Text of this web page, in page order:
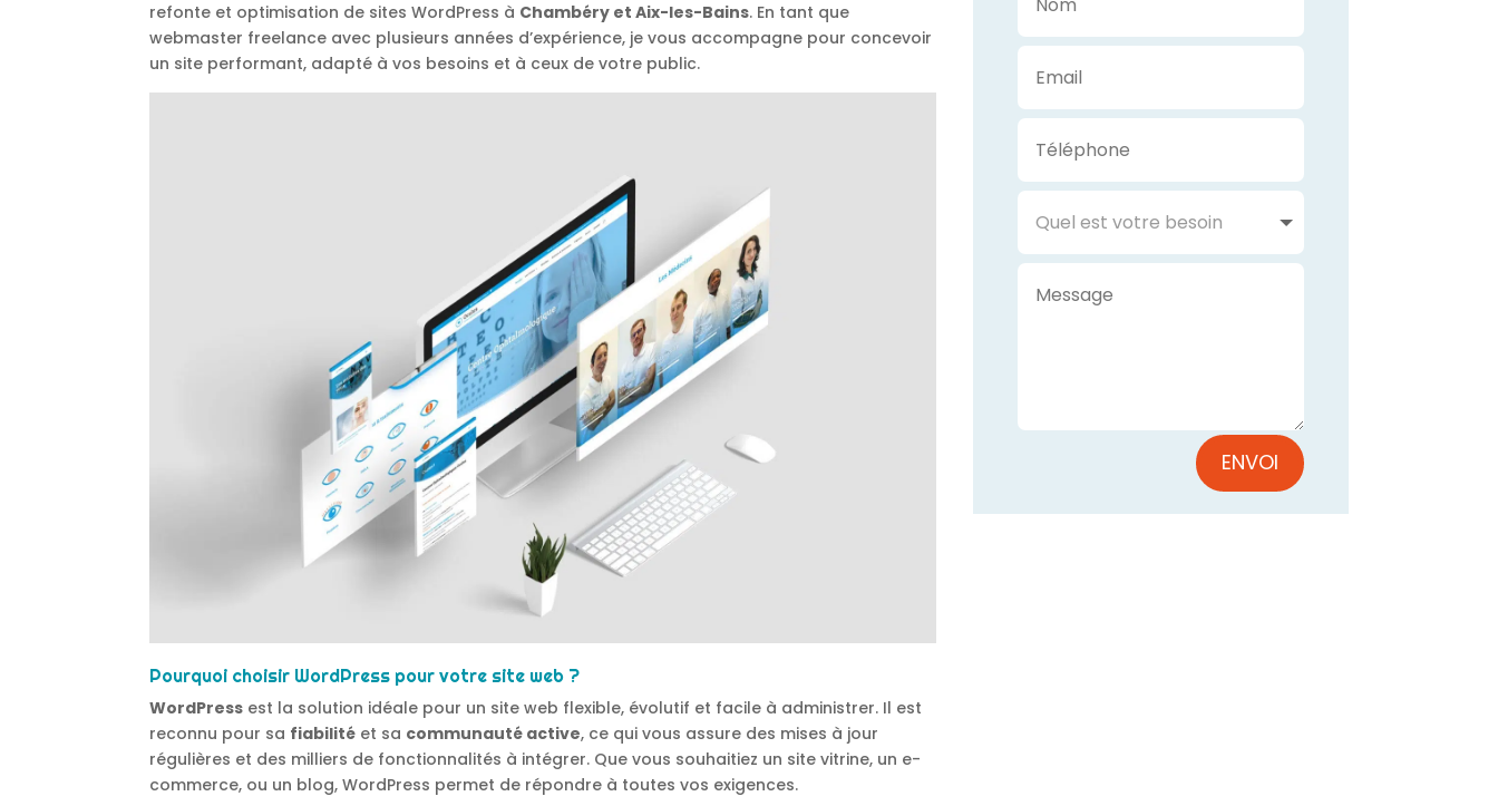
refonte et optimisation de sites WordPress à Chambéry et Aix-les-Bains. En tant que
webmaster freelance avec plusieurs années d’expérience, je vous accompagne pour concevoir
un site performant, adapté à vos besoins et à ceux de votre public.
Pourquoi choisir WordPress pour votre site web ?
WordPress est la solution idéale pour un site web flexible, évolutif et facile à administrer. Il est
reconnu pour sa fiabilité et sa communauté active, ce qui vous assure des mises à jour
régulières et des milliers de fonctionnalités à intégrer. Que vous souhaitiez un site vitrine, un e-
commerce, ou un blog, WordPress permet de répondre à toutes vos exigences.
ENVOI